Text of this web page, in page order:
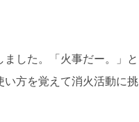
した。「火事だー。」と
方を覚えて消火活動に挑